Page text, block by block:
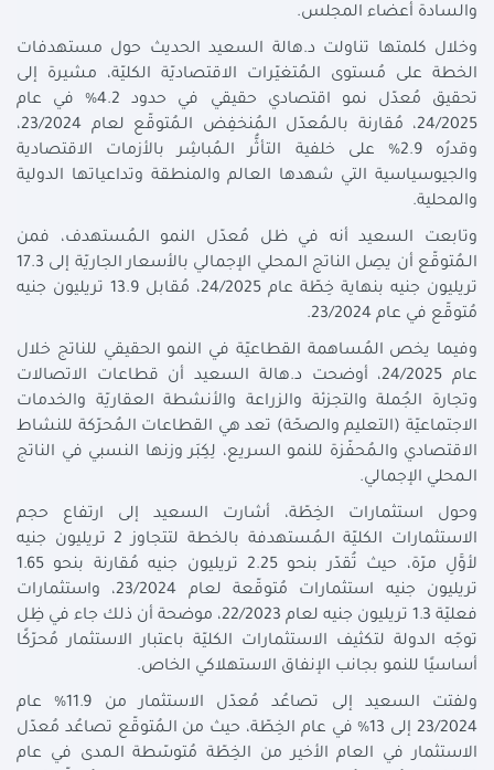
والسادة أعضاء المجلس.
وخلال كلمتها تناولت د.هالة السعيد الحديث حول مستهدفات
الخطة على مُستوى الـمُتغيّرات الاقتصاديّة الكليّة، مشيرة إلى
تحقيق مُعدّل نمو اقتصادي حقيقي في حدود 4.2% في عام
24/2025، مُقارنة بالـمُعدّل الـمُنخفِض الـمُتوقّع لعام 23/2024،
وقدرُه 2.9% على خلفية التأثُّر الـمُباشِر بالأزمات الاقتصادية
والجيوسياسية التي شهدها العالم والمنطقة وتداعياتها الدولية
والمحلية.
وتابعت السعيد أنه في ظل مُعدّل النمو الـمُستهدف، فمن
الـمُتوقّع أن يصِل الناتج الـمحلي الإجمالي بالأسعار الجاريّة إلى 17.3
تريليون جنيه بنهاية خِطّة عام 24/2025، مُقابل 13.9 تريليون جنيه
مُتوقّع في عام 23/2024.
وفيما يخص المُساهمة القطاعيّة في النمو الحقيقي للناتج خلال
عام 24/2025، أوضحت د.هالة السعيد أن قطاعات الاتصالات
وتجارة الجُملة والتجزئة والزراعة والأنشطة العقاريّة والخدمات
الاجتماعيّة (التعليم والصحّة) تعد هي القطاعات الـمُحرّكة للنشاط
الاقتصادي والـمُحفّزة للنمو السريع، لِكِبَر وزنها النسبي في الناتج
الـمحلي الإجمالي.
وحول استثمارات الخِطّة، أشارت السعيد إلى ارتفاع حجم
الاستثمارات الكليّة الـمُستهدفة بالخطة لتتجاوز 2 تريليون جنيه
لأوَّلِ مرّة، حيث تُقدّر بنحو 2.25 تريليون جنيه مُقارنة بنحو 1.65
تريليون جنيه استثمارات مُتوقّعة لعام 23/2024، واستثمارات
فعليّة 1.3 تريليون جنيه لعام 22/2023، موضحة أن ذلك جاء في ظِل
توجّه الدولة لتكثيف الاستثمارات الكليّة باعتبار الاستثمار مُحرّكًا
أساسيًا للنمو بجانب الإنفاق الاستهلاكي الخاص.
ولفتت السعيد إلى تصاعُد مُعدّل الاستثمار من 11.9% عام
23/2024 إلى 13% في عام الخِطّة، حيث من الـمُتوقّع تصاعُد مُعدّل
الاستثمار في العام الأخير من الخِطّة مُتوسّطة الـمدى في عام